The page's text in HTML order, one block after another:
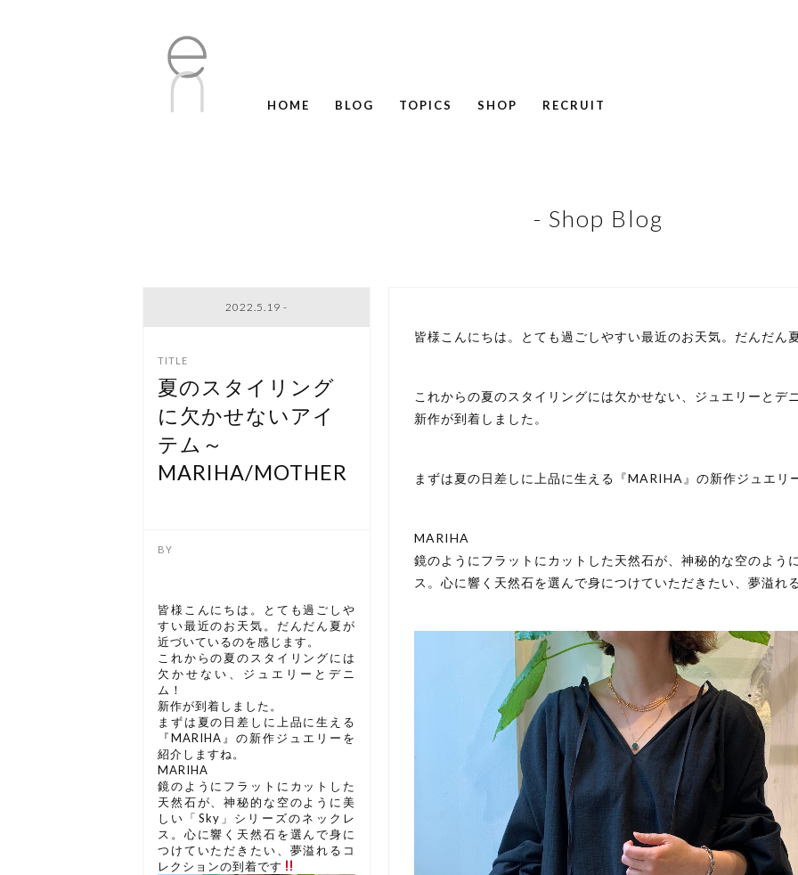
HOME BLOG
TOPICS
SHOP RECRUIT
- Shop Blog
2022.5.19 -
夏のスタイリング
に欠かせないアイ
テム～
MARIHA/MOTHER
皆様こんにちは。とても過ごしやすい最近のお天気。だんだん
これからの夏のスタイリングには欠かせない、ジュエリーとデ
新作が到着しました。
まずは夏の日差しに上品に生える『MARIHA』の新作ジュエリ
MARIHA
鏡のようにフラットにカットした天然石が、神秘的な空のよう
ス。心に響く天然石を選んで身につけていただきたい、夢溢れ
皆様こんにちは。とても過ごしや
すい最近のお天気。だんだん夏が
近づいているのを感じます。
これからの夏のスタイリングには
欠かせない、ジュエリーとデニ
ム！
新作が到着しました。
まずは夏の日差しに上品に生える
『MARIHA』の新作ジュエリーを
紹介しますね。
MARIHA
鏡のようにフラットにカットした
天然石が、神秘的な空のように美
しい「Sky」シリーズのネックレ
ス。心に響く天然石を選んで身に
つけていただきたい、夢溢れるコ
レクションの到着です